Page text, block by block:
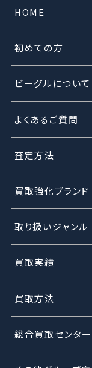
HOME
初めての方
ビーグルについて
よくあるご質問
査定方法
買取強化ブランド
取り扱いジャンル
買取実績
買取方法
総合買取センタ